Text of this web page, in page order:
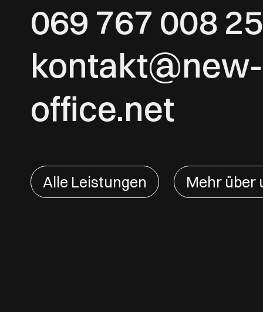
069 767 008 25
kontakt@new-
office.net
Alle Leistungen Mehr über